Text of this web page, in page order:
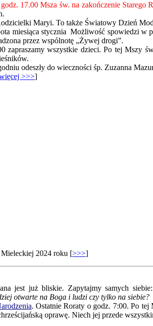
godz. 17.00 Msza św. na zakończenie Starego
Maryi. To także Światowy Dzień
miesiąca stycznia Możliwość spowiedzi
przez wspólnotę „Żywej drogi”.
zapraszamy wszystkie dzieci. Po tej
odeszły do wieczności śp. Zuzanna
>>>]
2024 roku [>>>]
jest już bliskie. Zapytajmy samych
otwarte na Boga i ludzi czy tylko na siebie?
. Ostatnie Roraty o godz. 7:00. Po
oprawę. Niech jej przede